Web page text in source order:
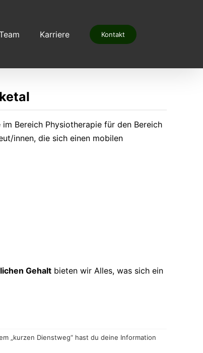
Karriere Kontakt
Bereich Physiotherapie für den Bereich
innen, die sich einen mobilen
Gehaltbieten wir Alles, was sich ein
„kurzen Dienstweg“ hast du deine Information